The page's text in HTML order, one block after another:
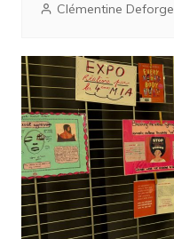
Clémentine Deforge